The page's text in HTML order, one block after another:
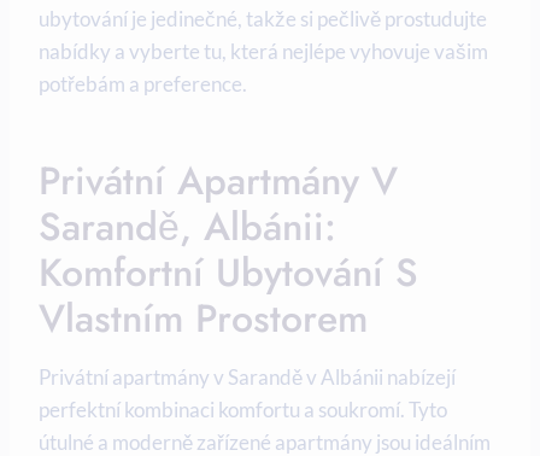
ubytování je jedinečné, takže si pečlivě⁤ prostudujte
nabídky a vyberte tu,‍ která nejlépe vyhovuje vašim
potřebám a preference.
Privátní ⁤apartmány V
Sarandě,⁢ Albánii:
Komfortní Ubytování S
Vlastním Prostorem
Privátní apartmány​ v Sarandě v Albánii nabízejí
perfektní kombinaci komfortu a soukromí.‍ Tyto
útulné a ‌moderně zařízené apartmány jsou ideálním